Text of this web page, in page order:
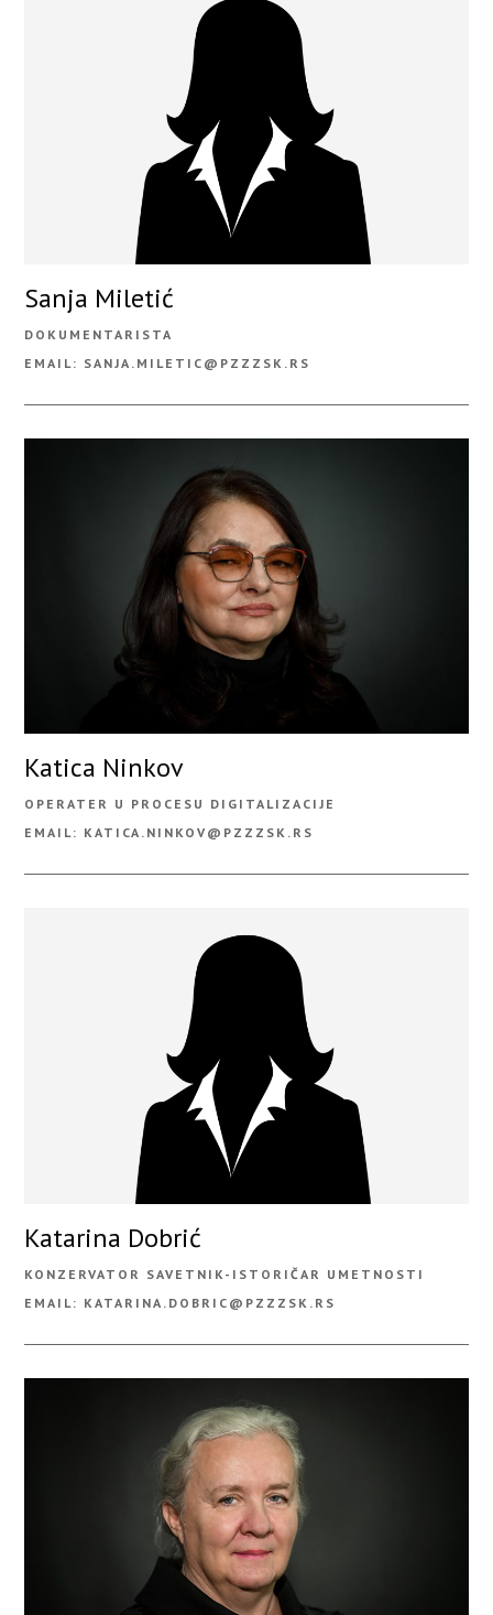
Sanja Miletić
DOKUMENTARISTA
EMAIL: SANJA.MILETIC@PZZZSK.RS
Katica Ninkov
OPERATER U PROCESU DIGITALIZACIJE
EMAIL: KATICA.NINKOV@PZZZSK.RS
Katarina Dobrić
KONZERVATOR SAVETNIK-ISTORIČAR UMETNOSTI
EMAIL: KATARINA.DOBRIC@PZZZSK.RS